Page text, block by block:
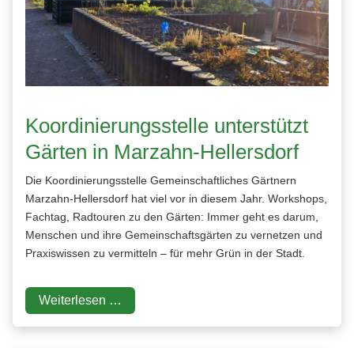
Koordinierungsstelle unterstützt
Gärten in Marzahn-Hellersdorf
Die Koordinierungsstelle Gemeinschaftliches Gärtnern
Marzahn-Hellersdorf hat viel vor in diesem Jahr. Workshops,
Fachtag, Radtouren zu den Gärten: Immer geht es darum,
Menschen und ihre Gemeinschaftsgärten zu vernetzen und
Praxiswissen zu vermitteln – für mehr Grün in der Stadt.
Weiterlesen …